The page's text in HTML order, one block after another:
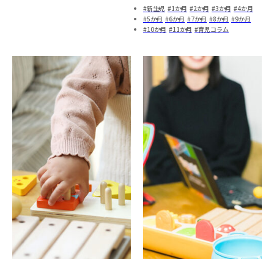
新生児 1か月 2か月 3か月
4か月
5か月
6か月 7か月 8か月
9か月
10か月
11か月 育児コラム